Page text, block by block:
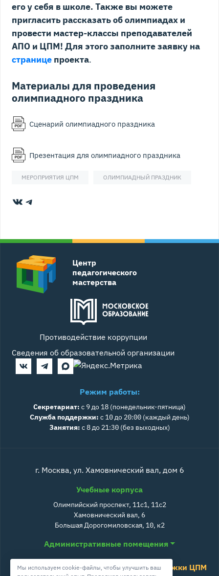
его у себя в школе. Также вы можете
пригласить рассказать об олимпиадах и
провести мастер-классы преподавателей
АПО и ЦПМ! Для этого заполните заявку на
странице проекта.
Материалы для проведения
олимпиадного праздника
Сценарий олимпиадного праздника
Презентация для олимпиадного праздника
МЕРОПРИЯТИЯ ЦПМ ОЛИМПИАДНЫЙ ПРАЗДНИК
ВКонтакте
Telegram
Центр
педагогического
мастерства
Противодействие коррупции
Сведения об образовательной организации
Режим работы:
Секретариат: с 9 до 18 (понедельник-пятница)
Служба поддержки: с 10 до 20:00 (каждый день)
Занятия: с 8 до 21:30 (без выходных)
г. Москва, ул. Хамовнический вал, дом 6
Учебные корпуса
Олимпийский проспект, 11с1, 11с2
Хамовнический вал, 6
Большая Дорогомиловская, 10, к2
Административные помещения
Служба поддержки ЦПМ
Мы используем cookie-файлы, чтобы улучшить ваш